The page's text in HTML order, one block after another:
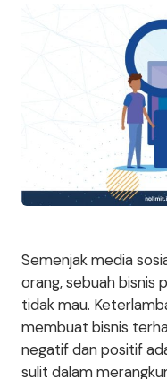
Semenjak media
orang, sebuah bisnis
tidak mau.
membuat bisnis
negatif dan positif
sulit dalam